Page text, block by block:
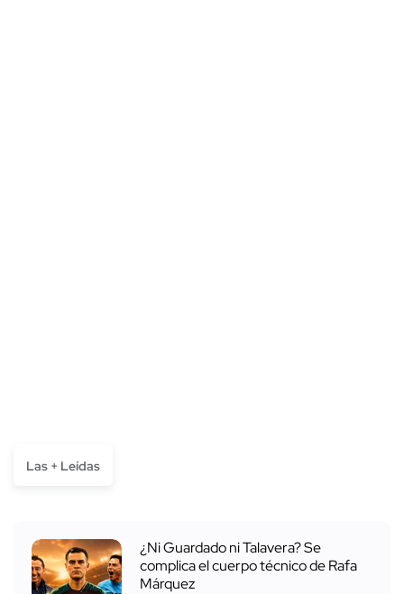
Las + Leídas
¿Ni Guardado ni Talavera? Se
complica el cuerpo técnico de Rafa
Márquez